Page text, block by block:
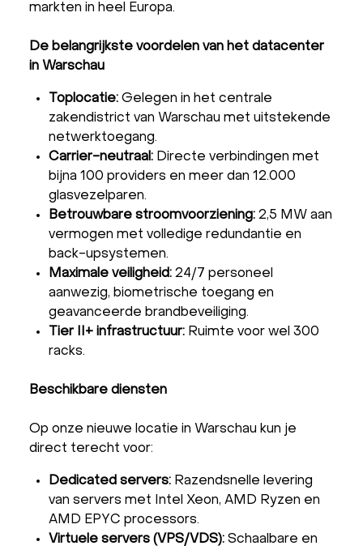
markten in heel Europa.
De belangrijkste voordelen van het datacenter
in Warschau
Toplocatie: Gelegen in het centrale
zakendistrict van Warschau met uitstekende
netwerktoegang.
Carrier-neutraal: Directe verbindingen met
bijna 100 providers en meer dan 12.000
glasvezelparen.
Betrouwbare stroomvoorziening: 2,5 MW aan
vermogen met volledige redundantie en
back-upsystemen.
Maximale veiligheid: 24/7 personeel
aanwezig, biometrische toegang en
geavanceerde brandbeveiliging.
Tier II+ infrastructuur: Ruimte voor wel 300
racks.
Beschikbare diensten
Op onze nieuwe locatie in Warschau kun je
direct terecht voor:
Dedicated servers: Razendsnelle levering
van servers met Intel Xeon, AMD Ryzen en
AMD EPYC processors.
Virtuele servers (VPS/VDS): Schaalbare en